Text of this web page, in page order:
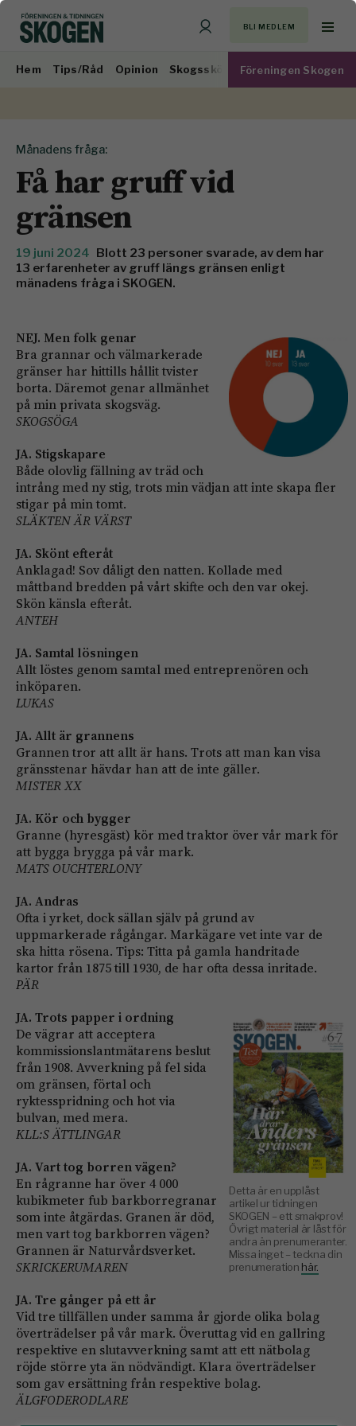
BLI MEDLEM
Hem Tips/Råd Opinion Skogsskötsel Virkesmarknad
Föreningen Skogen
Månadens fråga:
Få har gruff vid
gränsen
19 juni 2024 Blott 23 personer svarade, av dem har
13 erfarenheter av gruff längs gränsen enligt
mänadens fråga i SKOGEN.
NEJ. Men folk genar
Bra grannar och välmarkerade
gränser har hittills hållit tvister
borta. Däremot genar allmänhet
på min privata skogsväg.
SKOGSÖGA
JA. Stigskapare
Både olovlig fällning av träd och
intrång med ny stig, trots min vädjan att inte skapa fler
stigar på min tomt.
SLÄKTEN ÄR VÄRST
JA. Skönt efteråt
Anklagad! Sov dåligt den natten. Kollade med
måttband bredden på vårt skifte och den var okej.
Skön känsla efteråt.
ANTEH
JA. Samtal lösningen
Allt löstes genom samtal med entreprenören och
inköparen.
LUKAS
JA. Allt är grannens
Grannen tror att allt är hans. Trots att man kan visa
gränsstenar hävdar han att de inte gäller.
MISTER XX
JA. Kör och bygger
Granne (hyresgäst) kör med traktor över vår mark för
att bygga brygga på vår mark.
MATS OUCHTERLONY
JA. Andras
Ofta i yrket, dock sällan själv på grund av
uppmarkerade rågångar. Markägare vet inte var de
ska hitta rösena. Tips: Titta på gamla handritade
kartor från 1875 till 1930, de har ofta dessa inritade.
PÄR
Detta är en upplåst
artikel ur tidningen
SKOGEN – ett smakprov!
Övrigt material är låst för
andra än prenumeranter.
Missa inget – teckna din
prenumeration här.
JA. Trots papper i ordning
De vägrar att acceptera
kommissionslantmätarens beslut
från 1908. Avverkning på fel sida
om gränsen, förtal och
ryktesspridning och hot via
bulvan, med mera.
KLL:S ÄTTLINGAR
JA. Vart tog borren vägen?
En rågranne har över 4 000
kubikmeter fub barkborregranar
som inte åtgärdas. Granen är död,
men vart tog barkborren vägen?
Grannen är Naturvårdsverket.
SKRICKERUMAREN
JA. Tre gånger på ett år
Vid tre tillfällen under samma år gjorde olika bolag
överträdelser på vår mark. Överuttag vid en gallring
respektive en slutavverkning samt att ett nätbolag
röjde större yta än nödvändigt. Klara överträdelser
som gav ersättning från respektive bolag.
ÄLGFODERODLARE